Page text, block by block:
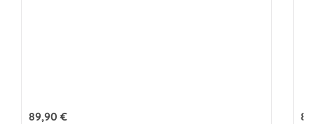
Regulärer Preis:
89,90 €